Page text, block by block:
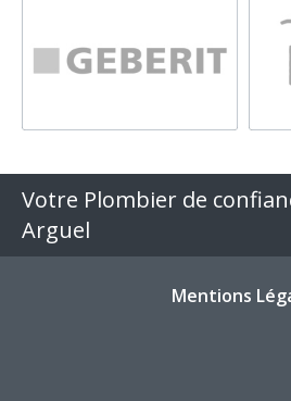
Votre Plombier de
Arguel
Mentions